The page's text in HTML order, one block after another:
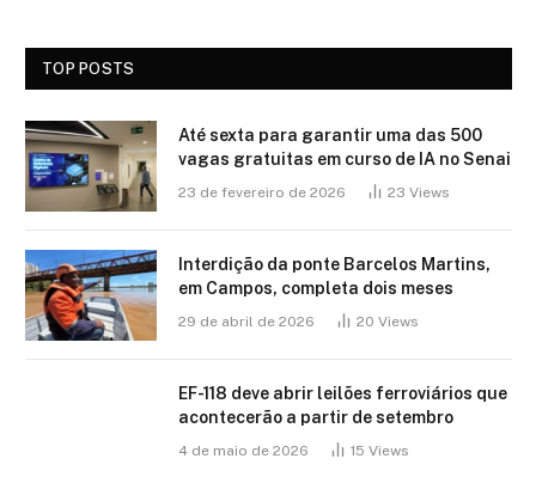
TOP POSTS
Até sexta para garantir uma das 500
vagas gratuitas em curso de IA no Senai
23 de fevereiro de 2026 23 Views
Interdição da ponte Barcelos Martins,
em Campos, completa dois meses
29 de abril de 2026 20 Views
EF-118 deve abrir leilões ferroviários que
acontecerão a partir de setembro
4 de maio de 2026 15 Views